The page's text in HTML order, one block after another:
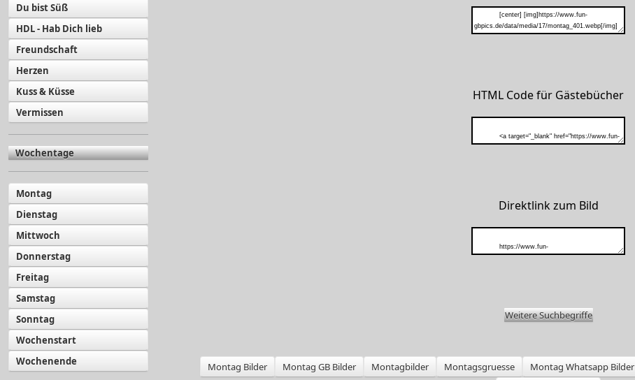
Du bist Süß
HDL - Hab Dich lieb
Freundschaft
Herzen
Kuss & Küsse
Vermissen
Wochentage
Montag
Dienstag
Mittwoch
Donnerstag
Freitag
Samstag
Sonntag
Wochenstart
Wochenende
HTML Code für Gästebücher
Direktlink zum Bild
Weitere Suchbegriffe
Montag Bilder Montag GB Bilder Montagbilder Montagsgruesse Montag Whatsapp Bilder